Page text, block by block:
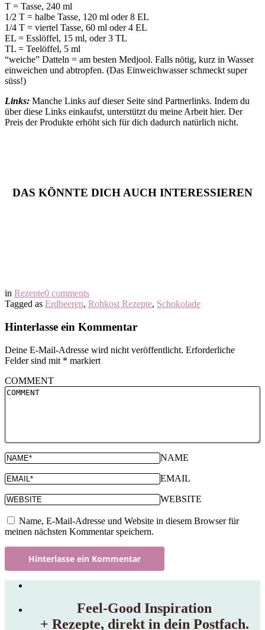
T = Tasse, 240 ml
1/2 T = halbe Tasse, 120 ml oder 8 EL
1/4 T = viertel Tasse, 60 ml oder 4 EL
EL = Esslöffel, 15 ml, oder 3 TL
TL = Teelöffel, 5 ml
“weiche” Datteln = am besten Medjool. Falls nötig, kurz in Wasser
einweichen und abtropfen. (Das Einweichwasser schmeckt super
süss!)
Links: Manche Links auf dieser Seite sind Partnerlinks. Indem du
über diese Links einkaufst, unterstützt du meine Arbeit hier. Der
Preis der Produkte erhöht sich für dich dadurch natürlich nicht.
DAS KÖNNTE DICH AUCH INTERESSIEREN
in Rezepte0 comments
Tagged as Erdbeeren, Rohkost Rezepte, Schokolade
Hinterlasse ein Kommentar
Deine E-Mail-Adresse wird nicht veröffentlicht. Erforderliche
Felder sind mit * markiert
COMMENT
NAME
EMAIL
WEBSITE
Name, E-Mail-Adresse und Website in diesem Browser für
meinen nächsten Kommentar speichern.
Feel‑Good Inspiration
+ Rezepte, direkt in dein Postfach.